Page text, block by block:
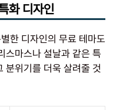
화 디자인
한 디자인의 무료 테마도
스마스나 설날과 같은 특
분위기를 더욱 살려줄 것